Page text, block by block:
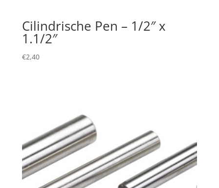
Cilindrische Pen – 1/2″ x
1.1/2″
€2,40